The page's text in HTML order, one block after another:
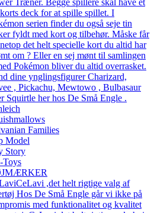
deck for at spille spillet. I
serien finder du også seje tin
fyldt med kort og tilbehør. Måske får
det helt specielle kort du altid har
om ? Eller en sej mønt til samlingen
Pokémon bliver du altid overrasket.
dine ynglingsfigurer Charizard,
, Pickachu, Mewtowo , Bulbasaur
Squirtle her hos De Små Engle .
Families
Model
Story
Toys
CeLavi ,det helt rigtige valg af
Hos De Små Engle går vi ikke på
med funktionalitet og kvalitet